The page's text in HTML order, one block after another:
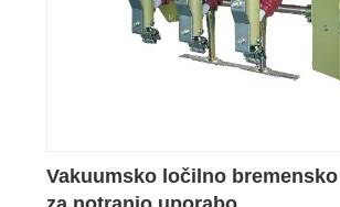
Vakuumsko ločilno